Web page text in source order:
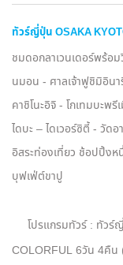
ทัวร์ญี่ปุ่น OSAKA
ชมดอกลาเวนเดอร์พร้อ
นมอน - ศาลเจ้าฟูชิมิอิน
คาชิโนะอิจิ - โกเทมบะพรี
ไดบะ – ไดเวอร์ซิตี้ - วัด
อิสระท่องเที่ยว ช้อปปิ้ง
บุฟเฟ่ต์ขาปู
โปรแกรมทัวร์ : ทัวร์
COLORFUL 6วัน 4คืน